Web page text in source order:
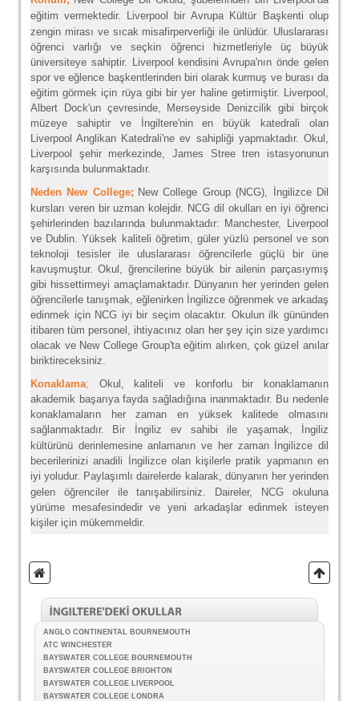
eğitim vermektedir.
Liverpool bir Avrupa Kültür Başkenti olup
zengin mirası ve sıcak misafirperverliği ile ünlüdür. Uluslararası
öğrenci varlığı ve seçkin öğrenci hizmetleriyle üç büyük
üniversiteye sahiptir. Liverpool kendisini Avrupa'nın önde gelen
spor ve eğlence başkentlerinden biri olarak kurmuş ve burası da
eğitim görmek için rüya gibi bir yer haline getirmiştir. Liverpool,
Albert Dock'un çevresinde, Merseyside Denizcilik gibi birçok
müzeye sahiptir ve İngiltere'nin en büyük katedrali olan
Liverpool Anglikan Katedrali'ne ev sahipliği yapmaktadır. Okul,
Liverpool şehir merkezinde, James Stree tren istasyonunun
karşısında bulunmaktadır.
Neden New College; New College Group (NCG), İngilizce Dil
kursları veren bir uzman kolejdir. NCG dil okulları en iyi öğrenci
şehirlerinden bazılarında bulunmaktadır: Manchester, Liverpool
ve Dublin. Yüksek kaliteli öğretim, güler yüzlü personel ve son
teknoloji tesisler ile uluslararası öğrencilerle güçlü bir üne
kavuşmuştur. Okul, ğrencilerine büyük bir ailenin parçasıymış
gibi hissettirmeyi amaçlamaktadır. Dünyanın her yerinden gelen
öğrencilerle tanışmak, eğlenirken İngilizce öğrenmek ve arkadaş
edinmek için NCG iyi bir seçim olacaktır. Okulun ilk gününden
itibaren tüm personel, ihtiyacınız olan her şey için size yardımcı
olacak ve New College Group'ta eğitim alırken, çok güzel anılar
biriktireceksiniz.
Konaklama; Okul, kaliteli ve konforlu bir konaklamanın
akademik başarıya fayda sağladığına inanmaktadır. Bu nedenle
konaklamaların her zaman en yüksek kalitede olmasını
sağlanmaktadır.
Bir İngiliz ev sahibi ile yaşamak, İngiliz
kültürünü derinlemesine anlamanın ve her zaman İngilizce dil
becerilerinizi anadili İngilizce olan kişilerle pratik yapmanın en
iyi yoludur. Paylaşımlı dairelerde kalarak, dünyanın her yerinden
gelen öğrenciler ile tanışabilirsiniz. Daireler, NCG okuluna
yürüme mesafesindedir ve yeni arkadaşlar edinmek isteyen
kişiler için mükemmeldir.
ANGLO CONTINENTAL BOURNEMOUTH
ATC WINCHESTER
BAYSWATER COLLEGE BOURNEMOUTH
BAYSWATER COLLEGE BRIGHTON
BAYSWATER COLLEGE LIVERPOOL
BAYSWATER COLLEGE LONDRA